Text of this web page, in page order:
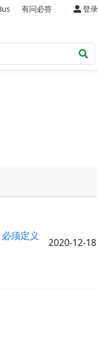
有问必答 登录
须定义
2020-12-18